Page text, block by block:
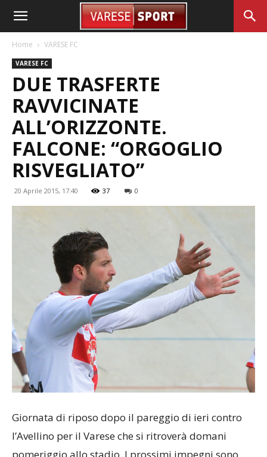
Home VARESE FC
VARESE FC
DUE TRASFERTE
RAVVICINATE
ALL’ORIZZONTE.
FALCONE: “ORGOGLIO
RISVEGLIATO”
20 Aprile 2015, 17:40 37 0
Giornata di riposo dopo il pareggio di ieri contro
l’Avellino per il Varese che si ritroverà domani